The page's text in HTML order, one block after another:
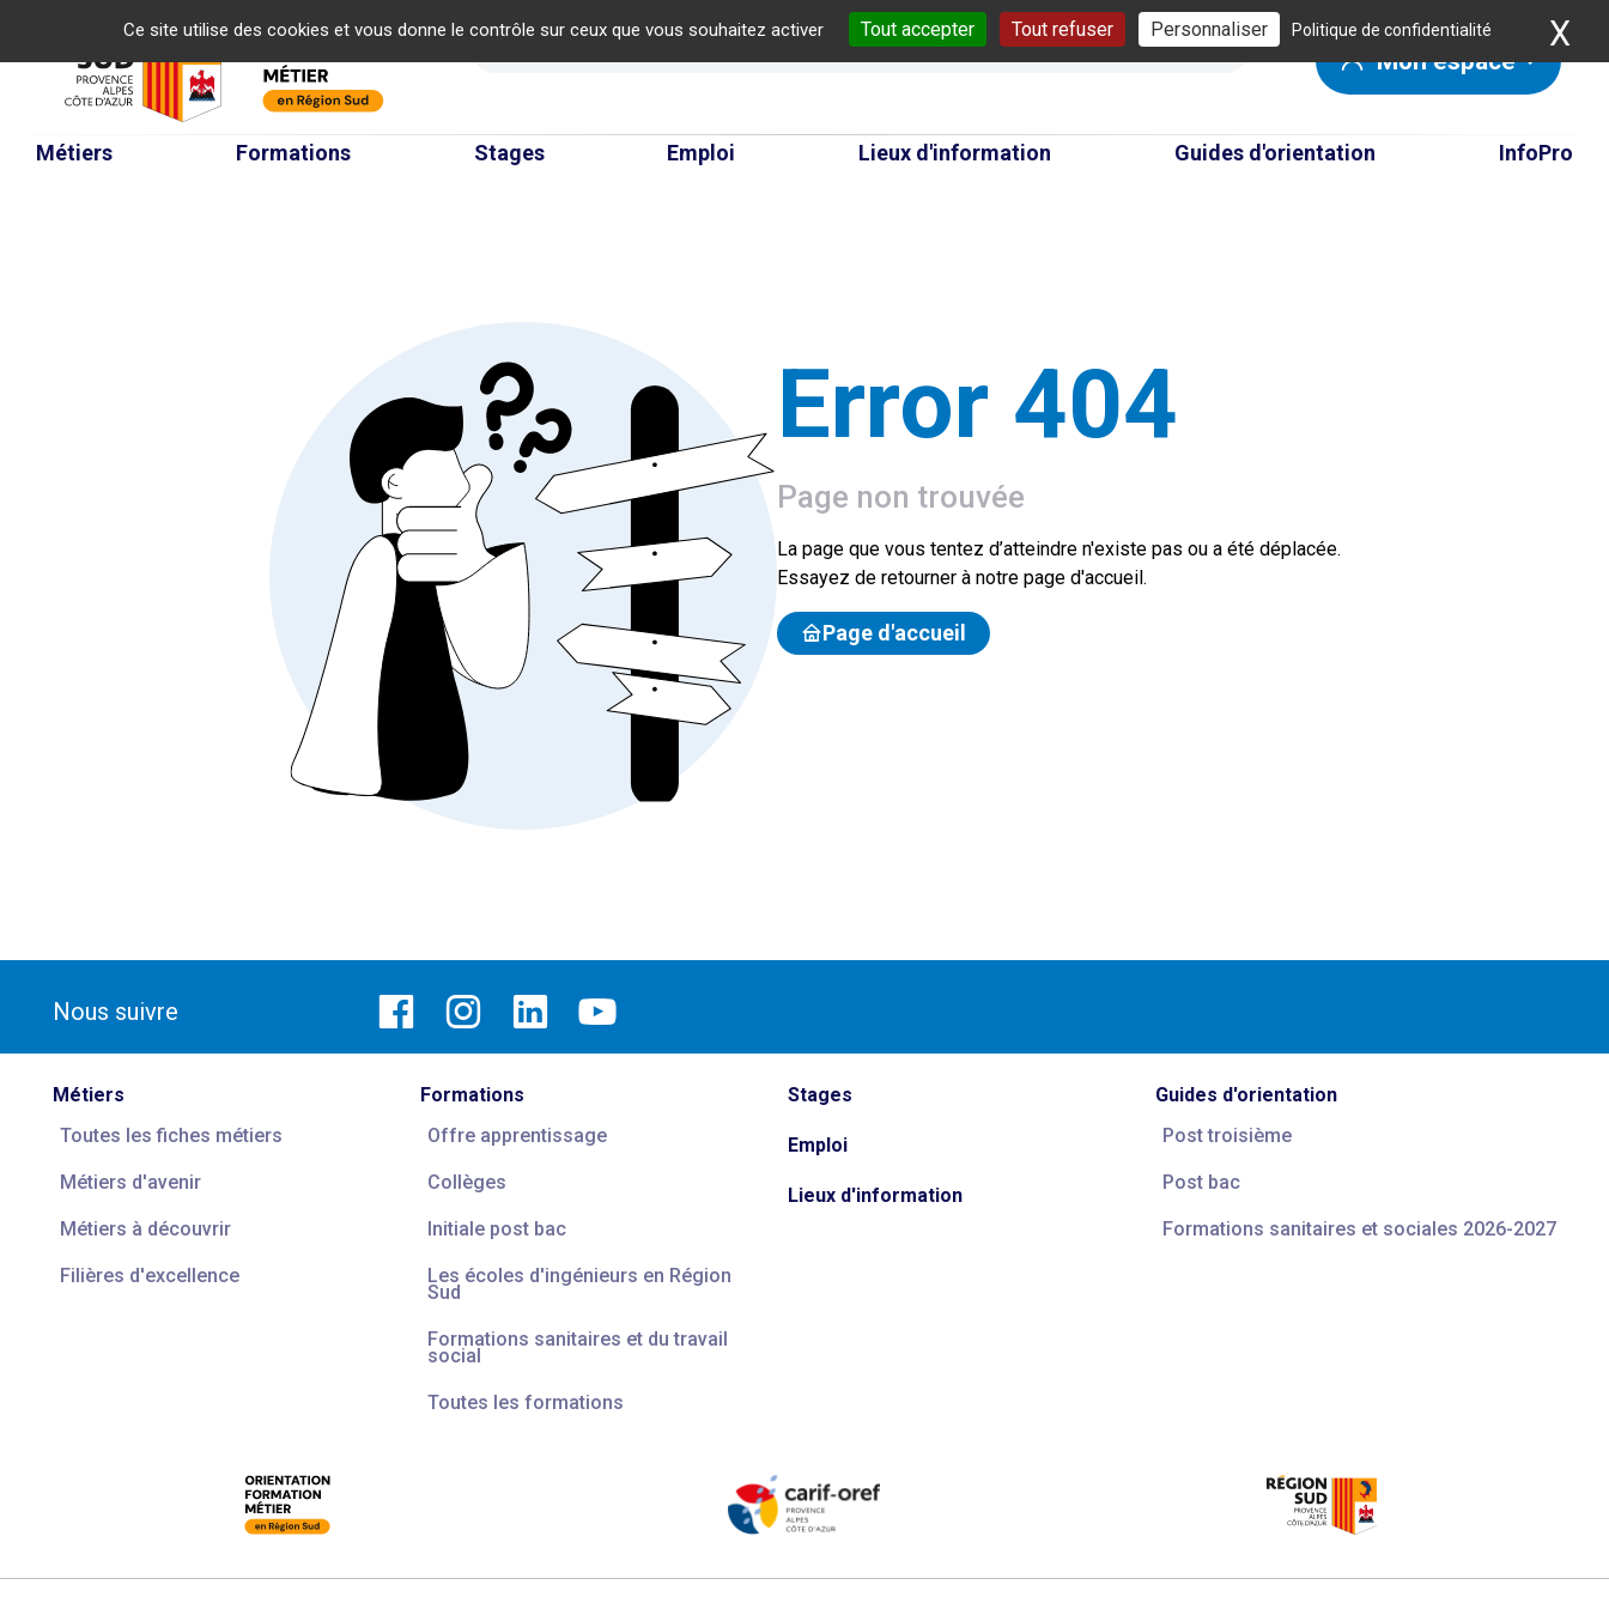
Ce site utilise des cookies et vous donne le contrôle sur ceux que vous souhaitez activer Tout accepter Tout refuser Personnaliser Politique de confidentialité X
Mon espace
Métiers Formations Stages Emploi Lieux d'information Guides d'orientation InfoPro
Error 404
Page non trouvée
La page que vous tentez d’atteindre n'existe pas ou a été déplacée.
Essayez de retourner à notre page d'accueil.
Page d'accueil
Nous suivre
Métiers
Toutes les fiches métiers
Métiers d'avenir
Métiers à découvrir
Filières d'excellence
Formations
Offre apprentissage
Collèges
Initiale post bac
Les écoles d'ingénieurs en Région
Sud
Formations sanitaires et du travail
social
Toutes les formations
Stages
Emploi
Lieux d'information
Guides d'orientation
Post troisième
Post bac
Formations sanitaires et sociales 2026-2027